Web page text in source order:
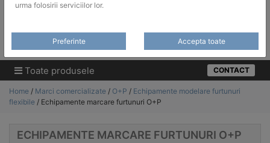
Products
Toate produsele CONTACT
Home / Marci comercializate / O+P / Echipamente modelare furtunuri
flexibile / Echipamente marcare furtunuri O+P
ECHIPAMENTE MARCARE FURTUNURI O+P
urma folosirii serviciilor lor.
Preferinte Accepta toate